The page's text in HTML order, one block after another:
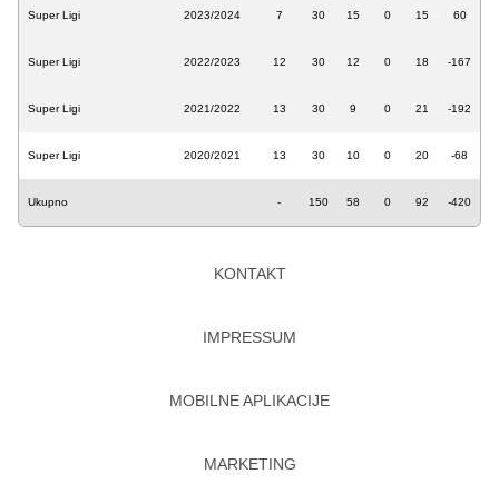
Super Ligi 2023/2024 7 30 15 0 15 60
Super Ligi 2022/2023 12 30 12 0 18 -167
Super Ligi 2021/2022 13 30 9 0 21 -192
Super Ligi 2020/2021 13 30 10 0 20 -68
Ukupno - 150 58 0 92 -420
KONTAKT
IMPRESSUM
MOBILNE APLIKACIJE
MARKETING